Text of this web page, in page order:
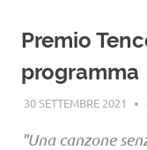
Premio
programma
30 SETTEMBRE 2021
"Una canzone